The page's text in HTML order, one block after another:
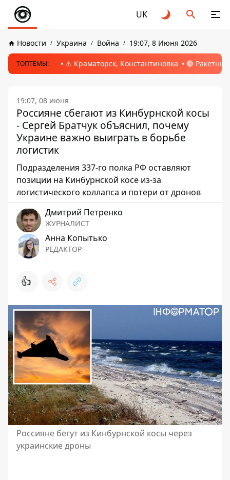
UK
Новости Украина Война 19:07, 8 Июня 2026
ТОПТЕМЫ: ⚠️ Краматорск, Константиновка 🔴
19:07, 08 июня
Россияне сбегают из Кинбурнской косы
- Сергей Братчук объяснил, почему
Украине важно выиграть в борьбе
логистик
Подразделения 337-го полка РФ оставляют
позиции на Кинбурнской косе из-за
логистического коллапса и потери от дронов
Дмитрий Петренко
ЖУРНАЛИСТ
Анна Копытько
РЕДАКТОР
👍
Россияне бегут из Кинбурнской косы через
украинские дроны